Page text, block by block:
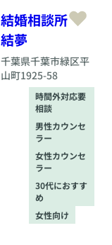
ウンセラー」の資格
を活かした婚活中の
フォロー を前面に仲
人が「成婚」へ導き
ます。 まるで「親戚
のおばさん」と話を
するかのような家庭
的な雰囲気の中で、
遠慮なく何でもご相
談をいただきなが
ら、十人十色の婚活
を元気にサポートさ
せていただいており
結婚相談所
結夢
千葉県千葉市緑区平
山町1925-58
時間外対応要
相談
男性カウンセ
ラー
女性カウンセ
ラー
30代におすす
め
女性向け